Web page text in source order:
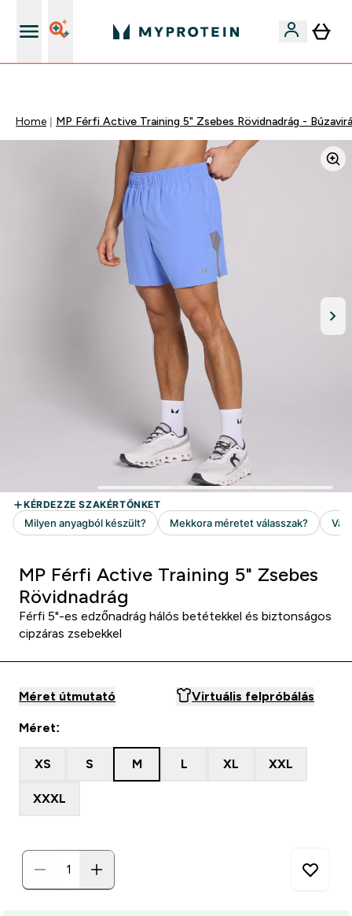
Home MP Férfi Active Training 5" Zsebes Rövidnadrág -
MP Férfi Active Training 5" Zsebes
Rövidnadrág
Férfi 5"-es edzőnadrág hálós betétekkel és biztonságos
cipzáras zsebekkel
Méret útmutató Virtuális felpróbálás
Méret:
XS S M L XL XXL
XXXL